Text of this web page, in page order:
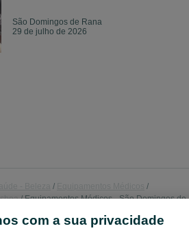
São Domingos de Rana
29 de julho de 2026
Equipamentos Médicos - São Domingos de
com a sua privacidade